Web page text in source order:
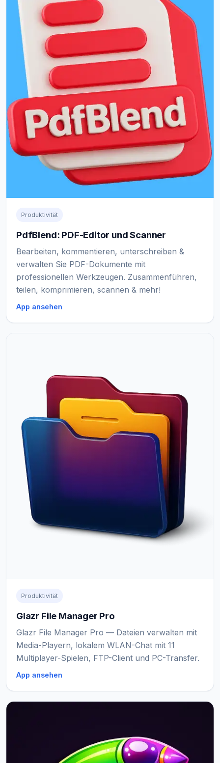
Produktivität
PdfBlend: PDF-Editor und Scanner
Bearbeiten, kommentieren, unterschreiben &
verwalten Sie PDF-Dokumente mit
professionellen Werkzeugen. Zusammenführen,
teilen, komprimieren, scannen & mehr!
App ansehen
Produktivität
Glazr File Manager Pro
Glazr File Manager Pro — Dateien verwalten mit
Media-Playern, lokalem WLAN-Chat mit 11
Multiplayer-Spielen, FTP-Client und PC-Transfer.
App ansehen